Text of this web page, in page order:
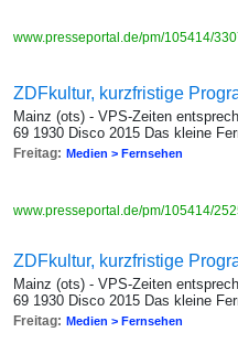
www.presseportal.de/pm/105414/
ZDFkultur, kurzfristige
Mainz (ots) - VPS-Zeiten
69 1930 Disco 2015 Das kleine
Freitag: Medien > Fernsehen
www.presseportal.de/pm/105414/
ZDFkultur, kurzfristige
Mainz (ots) - VPS-Zeiten
69 1930 Disco 2015 Das kleine
Freitag: Medien > Fernsehen